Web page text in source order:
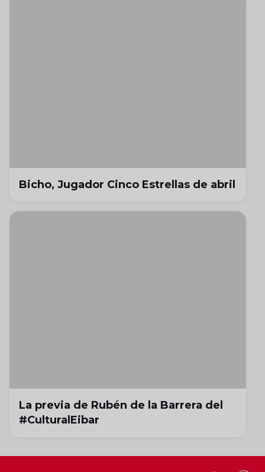
Bicho, Jugador Cinco Estrellas de abril
La previa de Rubén de la Barrera del
#CulturalEibar